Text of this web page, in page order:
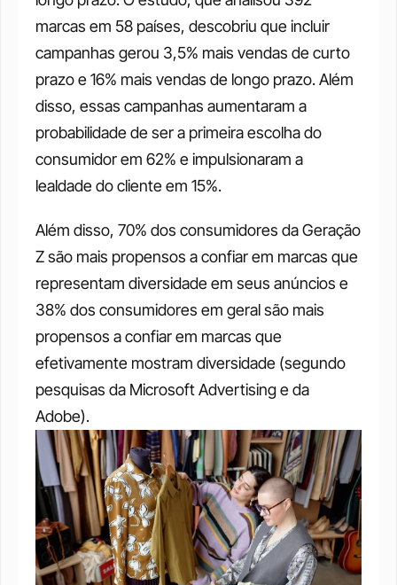
marcas em 58 países, descobriu que incluir
campanhas gerou 3,5% mais vendas de curto
prazo e 16% mais vendas de longo prazo. Além
disso, essas campanhas aumentaram a
probabilidade de ser a primeira escolha do
consumidor em 62% e impulsionaram a
lealdade do cliente em 15%.
Além disso, 70% dos consumidores da Geração
Z são mais propensos a confiar em marcas que
representam diversidade em seus anúncios e
38% dos consumidores em geral são mais
propensos a confiar em marcas que
efetivamente mostram diversidade (segundo
pesquisas da Microsoft Advertising e da
Adobe).